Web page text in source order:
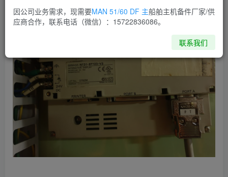
因公司业务需求，现需要MAN 51/60 DF 主船舶主机备件厂家/供
应商合作，联系电话（微信）：15722836086。
联系我们